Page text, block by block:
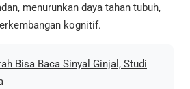
menurunkan daya tahan tubuh,
kognitif.
Bisa Baca Sinyal Ginjal, Studi